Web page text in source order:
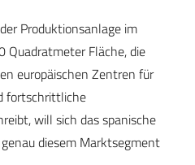
Produktionsanlage im
Quadratmeter Fläche, die
europäischen Zentren für
fortschrittliche
will sich das spanische
diesem Marktsegment